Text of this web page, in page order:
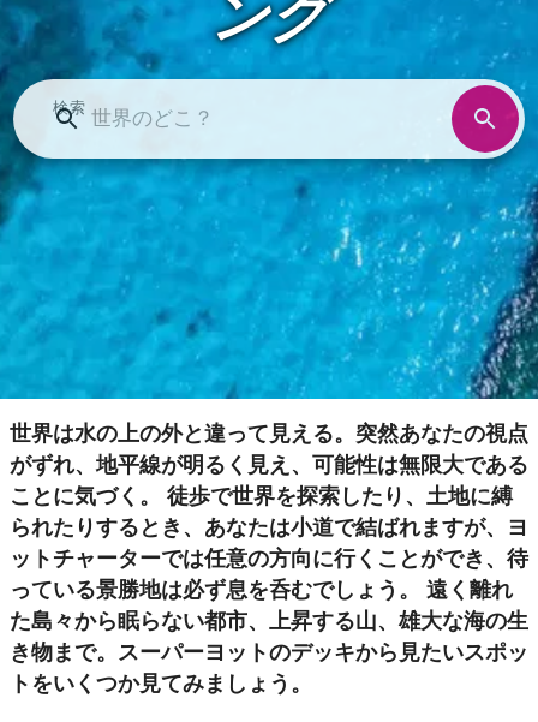
検索
世界は水の上の外と違って見える。突然あなたの視点
がずれ、地平線が明るく見え、可能性は無限大である
ことに気づく。 徒歩で世界を探索したり、土地に縛
られたりするとき、あなたは小道で結ばれますが、ヨ
ットチャーターでは任意の方向に行くことができ、待
っている景勝地は必ず息を呑むでしょう。 遠く離れ
た島々から眠らない都市、上昇する山、雄大な海の生
き物まで。スーパーヨットのデッキから見たいスポッ
トをいくつか見てみましょう。